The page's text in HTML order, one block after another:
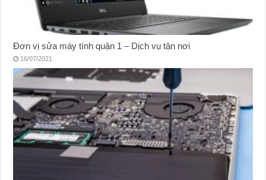
Đơn vị sửa máy tính quận 1 – Dịch vụ tận nơi
16/07/2021